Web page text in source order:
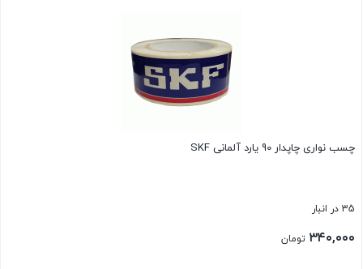
چسب نواری چاپدار 90 یارد آلمانی SKF
35 در انبار
۳۴۰,۰۰۰ تومان